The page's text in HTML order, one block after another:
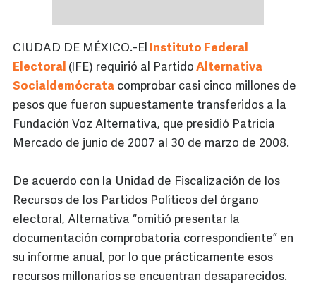
CIUDAD DE MÉXICO.-El
Instituto Federal
Electoral (IFE) requirió al Partido Alternativa
Socialdemócrata comprobar casi cinco millones de
pesos que fueron supuestamente transferidos a la
Fundación Voz Alternativa, que presidió Patricia
Mercado de junio de 2007 al 30 de marzo de 2008.
De acuerdo con la Unidad de Fiscalización de los
Recursos de los Partidos Políticos del órgano
electoral, Alternativa “omitió presentar la
documentación comprobatoria correspondiente” en
su informe anual, por lo que prácticamente esos
recursos millonarios se encuentran desaparecidos.